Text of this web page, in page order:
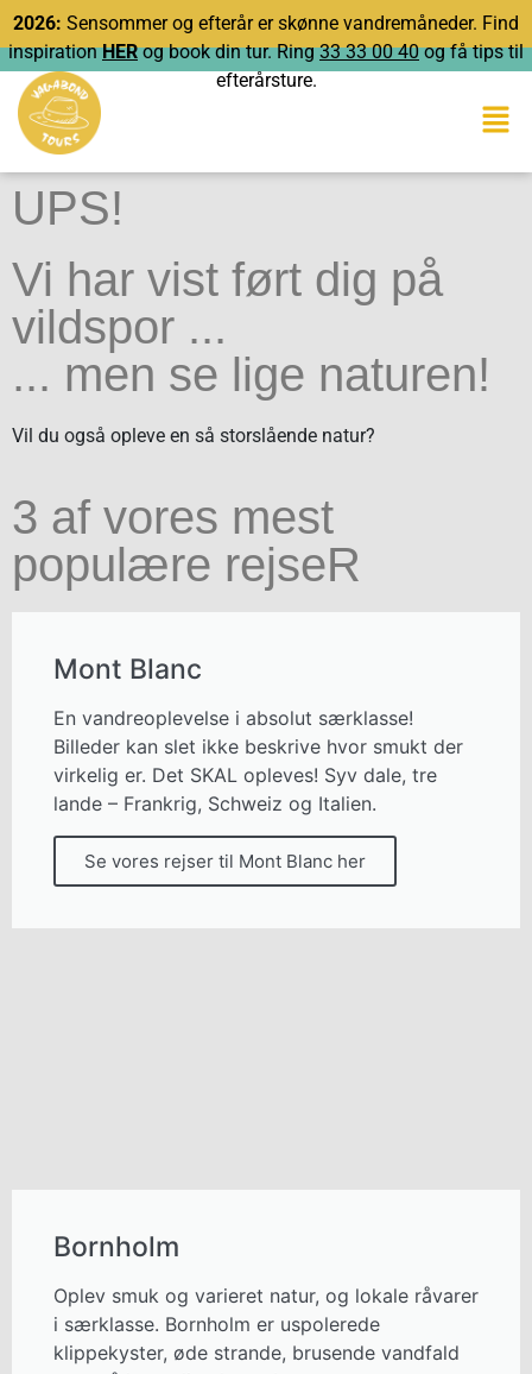
2026: Sensommer og efterår er skønne vandremåneder. Find
inspiration HERog book din tur. Ring33 33 00 40 og få tips til
efterårsture.
UPS!
Vi har vist ført dig på
vildspor ...
... men se lige naturen!
Vil du også opleve en så storslående natur?
3 af vores mest
populære rejseR
Mont Blanc
En vandreoplevelse i absolut særklasse!
Billeder kan slet ikke beskrive hvor smukt der
virkelig er. Det SKAL opleves! Syv dale, tre
lande – Frankrig, Schweiz og Italien.
Se vores rejser til Mont Blanc her
Bornholm
Oplev smuk og varieret natur, og lokale råvarer
i særklasse. Bornholm er uspolerede
klippekyster, øde strande, brusende vandfald